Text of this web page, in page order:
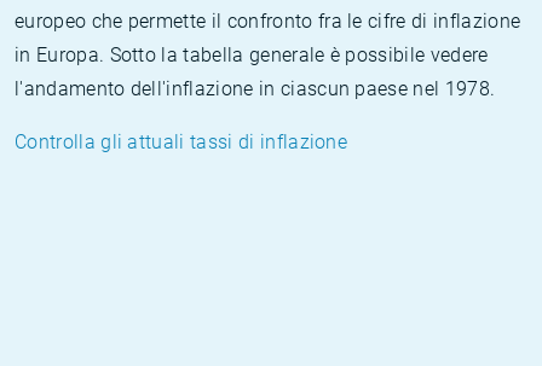
europeo che permette il confronto fra le cifre di inflazione
in Europa. Sotto la tabella generale è possibile vedere
l'andamento dell'inflazione in ciascun paese nel 1978.
Controlla gli attuali tassi di inflazione